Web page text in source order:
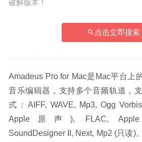
破解版本！
点击立即搜索
Amadeus Pro for Mac是Mac平台上
音乐编辑器，支持多个音频轨道，
式：AIFF, WAVE, Mp3, Ogg
Apple原声), FLAC, Apple
SoundDesigner II, Next, Mp2 (只读)